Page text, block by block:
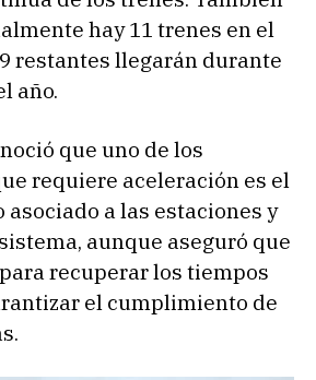
hay 11 trenes en el
restantes llegarán durante
año.
que uno de los
requiere aceleración es el
a las estaciones y
aunque aseguró que
recuperar los tiempos
el cumplimiento de